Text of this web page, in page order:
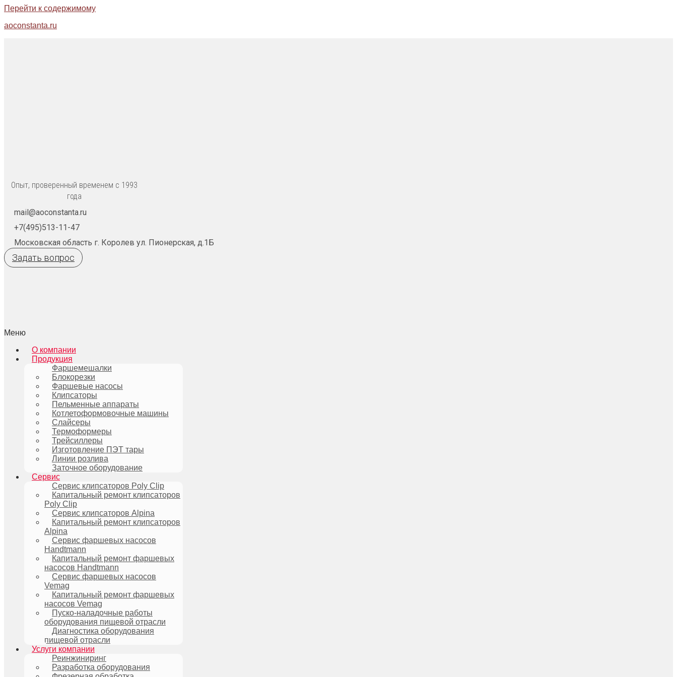
Перейти к содержимому
aoconstanta.ru
Опыт, проверенный временем с 1993
года
mail@aoconstanta.ru
+7(495)513-11-47
Московская область г. Королев ул. Пионерская, д.1Б
Задать вопрос
Меню
О компании
Продукция
Фаршемешалки
Блокорезки
Фаршевые насосы
Клипсаторы
Пельменные аппараты
Котлетоформовочные машины
Слайсеры
Термоформеры
Трейсиллеры
Изготовление ПЭТ тары
Линии розлива
Заточное оборудование
Сервис
Сервис клипсаторов Poly Clip
Капитальный ремонт клипсаторов
Poly Clip
Сервис клипсаторов Alpina
Капитальный ремонт клипсаторов
Alpina
Сервис фаршевых насосов
Handtmann
Капитальный ремонт фаршевых
насосов Handtmann
Сервис фаршевых насосов
Vemag
Капитальный ремонт фаршевых
насосов Vemag
Пуско-наладочные работы
оборудования пищевой отрасли
Диагностика оборудования
пищевой отрасли
Услуги компании
Реинжиниринг
Разработка оборудования